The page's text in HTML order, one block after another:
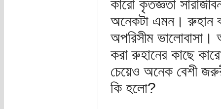
কারো কৃতজ্ঞতা
অনেকটা এমন। রুহান
অপরিসীম
করা রুহানের কাছে
চেয়েও অনেক বেশী
কি হলো?